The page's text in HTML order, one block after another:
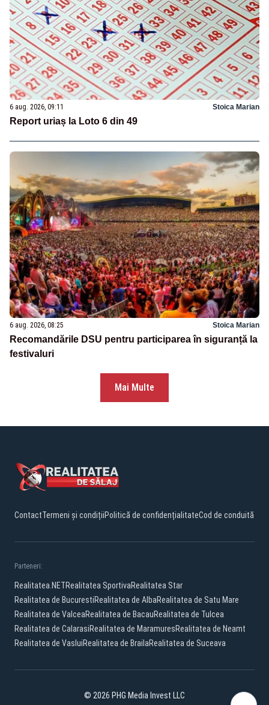
6 aug. 2026, 09:11 Stoica Marian
Report uriaș la Loto 6 din 49
6 aug. 2026, 08:25 Stoica Marian
Recomandările DSU pentru participarea în siguranță la
festivaluri
Mai Multe
ContactTermeni și condițiiPolitică de confidențialitateCod de conduită
Parteneri:
Realitatea.NETRealitatea SportivaRealitatea Star
Realitatea de BucurestiRealitatea de AlbaRealitatea de Satu Mare
Realitatea de ValceaRealitatea de BacauRealitatea de Tulcea
Realitatea de CalarasiRealitatea de MaramuresRealitatea de Neamt
Realitatea de VasluiRealitatea de BrailaRealitatea de Suceava
© 2026 PHG Media Invest LLC